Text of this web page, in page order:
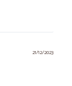
21/12/2023